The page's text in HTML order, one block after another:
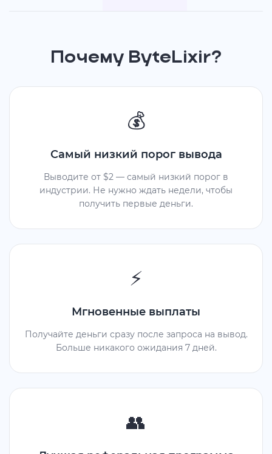
Почему ByteLixir?
💰
Самый низкий порог вывода
Выводите от $2 — самый низкий порог в
индустрии. Не нужно ждать недели, чтобы
получить первые деньги.
⚡
Мгновенные выплаты
Получайте деньги сразу после запроса на вывод.
Больше никакого ожидания 7 дней.
👥